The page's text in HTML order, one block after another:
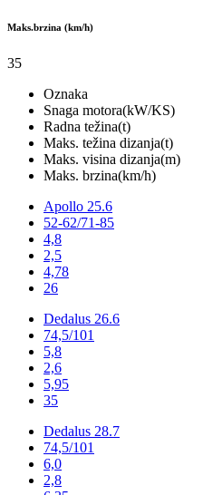
Maks.brzina (km/h)
35
Oznaka
Snaga motora(kW/KS)
Radna težina(t)
Maks. težina dizanja(t)
Maks. visina dizanja(m)
Maks. brzina(km/h)
Apollo 25.6
52-62/71-85
4,8
2,5
4,78
26
Dedalus 26.6
74,5/101
5,8
2,6
5,95
35
Dedalus 28.7
74,5/101
6,0
2,8